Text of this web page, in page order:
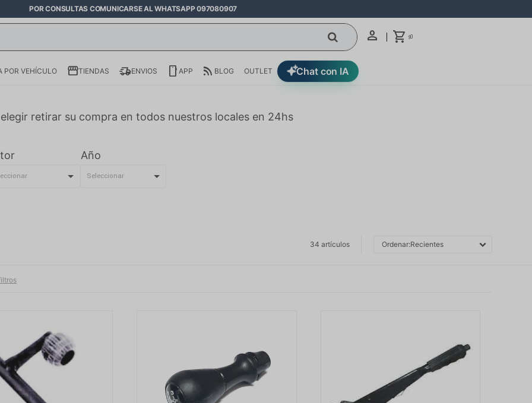
POR CONSULTAS COMUNICARSE AL WHATSAPP 097080907
$0
Chat con IA
POR VEHÍCULO TIENDAS ENVIOS APP BLOG OUTLET
retirar su compra en todos nuestros locales en 24hs
Año
34 artículos Recientes